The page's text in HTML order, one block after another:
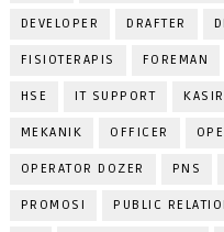
DEVELOPER DRAFTER
FISIOTERAPIS FOREMAN
HSE IT SUPPORT KASIR
MEKANIK OFFICER
OPERATOR DOZER PNS
PROMOSI PUBLIC